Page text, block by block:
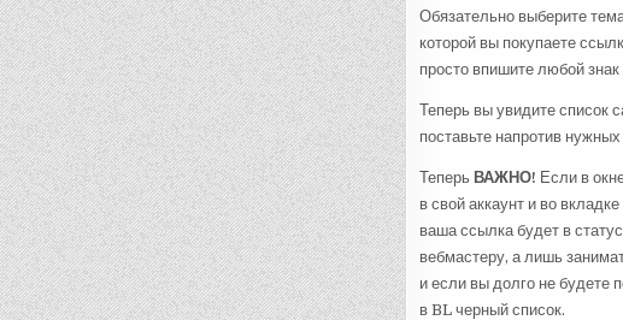
Обязательно выберите
которой вы покупаете
просто впишите любой
Теперь вы увидите список
поставьте напротив
Теперь ВАЖНО! Если в
в свой аккаунт и во вкладке
ваша ссылка будет в
вебмастеру, а лишь
и если вы долго не будете
в BL черный список.